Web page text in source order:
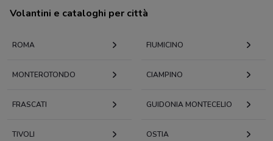
Volantini e cataloghi per città
ROMA FIUMICINO
MONTEROTONDO CIAMPINO
FRASCATI GUIDONIA MONTECELIO
TIVOLI OSTIA